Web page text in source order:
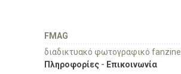
FMAG
διαδικτυακό φωτογραφικό fanzine
Πληροφορίες - Επικοινωνία